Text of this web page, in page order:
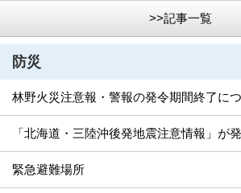
>>記事一覧
防災
林野火災注意報・警報の発令期間終了に
「北海道・三陸沖後発地震注意情報」が
緊急避難場所